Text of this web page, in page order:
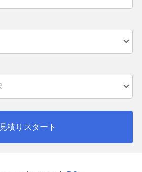
見積りスタート